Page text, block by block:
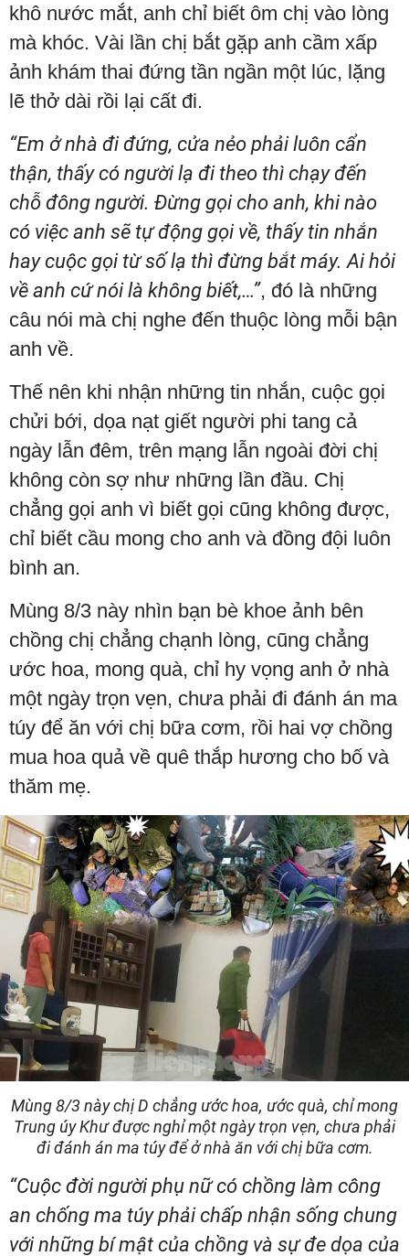
khô nước mắt, anh chỉ biết ôm chị vào lòng
mà khóc. Vài lần chị bắt gặp anh cầm xấp
ảnh khám thai đứng tần ngần một lúc, lặng
lẽ thở dài rồi lại cất đi.
“Em ở nhà đi đứng, cửa nẻo phải luôn cẩn
thận, thấy có người lạ đi theo thì chạy đến
chỗ đông người. Đừng gọi cho anh, khi nào
có việc anh sẽ tự động gọi về, thấy tin nhắn
hay cuộc gọi từ số lạ thì đừng bắt máy. Ai hỏi
về anh cứ nói là không biết,…”, đó là những
câu nói mà chị nghe đến thuộc lòng mỗi bận
anh về.
Thế nên khi nhận những tin nhắn, cuộc gọi
chửi bới, dọa nạt giết người phi tang cả
ngày lẫn đêm, trên mạng lẫn ngoài đời chị
không còn sợ như những lần đầu. Chị
chẳng gọi anh vì biết gọi cũng không được,
chỉ biết cầu mong cho anh và đồng đội luôn
bình an.
Mùng 8/3 này nhìn bạn bè khoe ảnh bên
chồng chị chẳng chạnh lòng, cũng chẳng
ước hoa, mong quà, chỉ hy vọng anh ở nhà
một ngày trọn vẹn, chưa phải đi đánh án ma
túy để ăn với chị bữa cơm, rồi hai vợ chồng
mua hoa quả về quê thắp hương cho bố và
thăm mẹ.
Mùng 8/3 này chị D chẳng ước hoa, ước quà, chỉ mong
Trung úy Khư được nghỉ một ngày trọn vẹn, chưa phải
đi đánh án ma túy để ở nhà ăn với chị bữa cơm.
“Cuộc đời người phụ nữ có chồng làm công
an chống ma túy phải chấp nhận sống chung
với những bí mật của chồng và sự đe dọa của